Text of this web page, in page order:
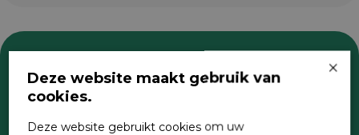
Zoeken ×
Deze website maakt gebruik van
cookies.
Deze website gebruikt cookies om uw